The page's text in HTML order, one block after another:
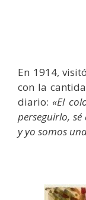
En 1914, visitó
con la
diario:«El
perseguirlo,
y yo somos